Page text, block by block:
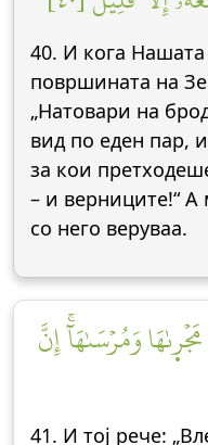
40. И кога
површината на
„Натовари на
вид по еден пар,
за кои
– и верниците!“
со него веруваа.
وَمُرۡسَىٰهَآۚ إِنَّ
41. И тој рече: